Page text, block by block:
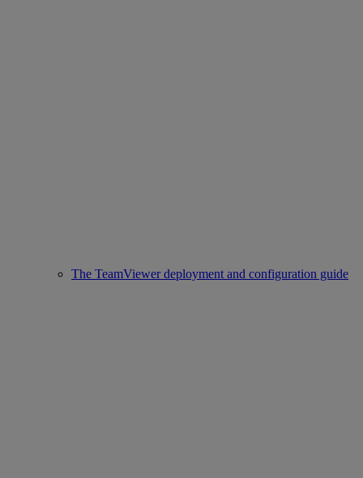
The TeamViewer deployment and configuration guide